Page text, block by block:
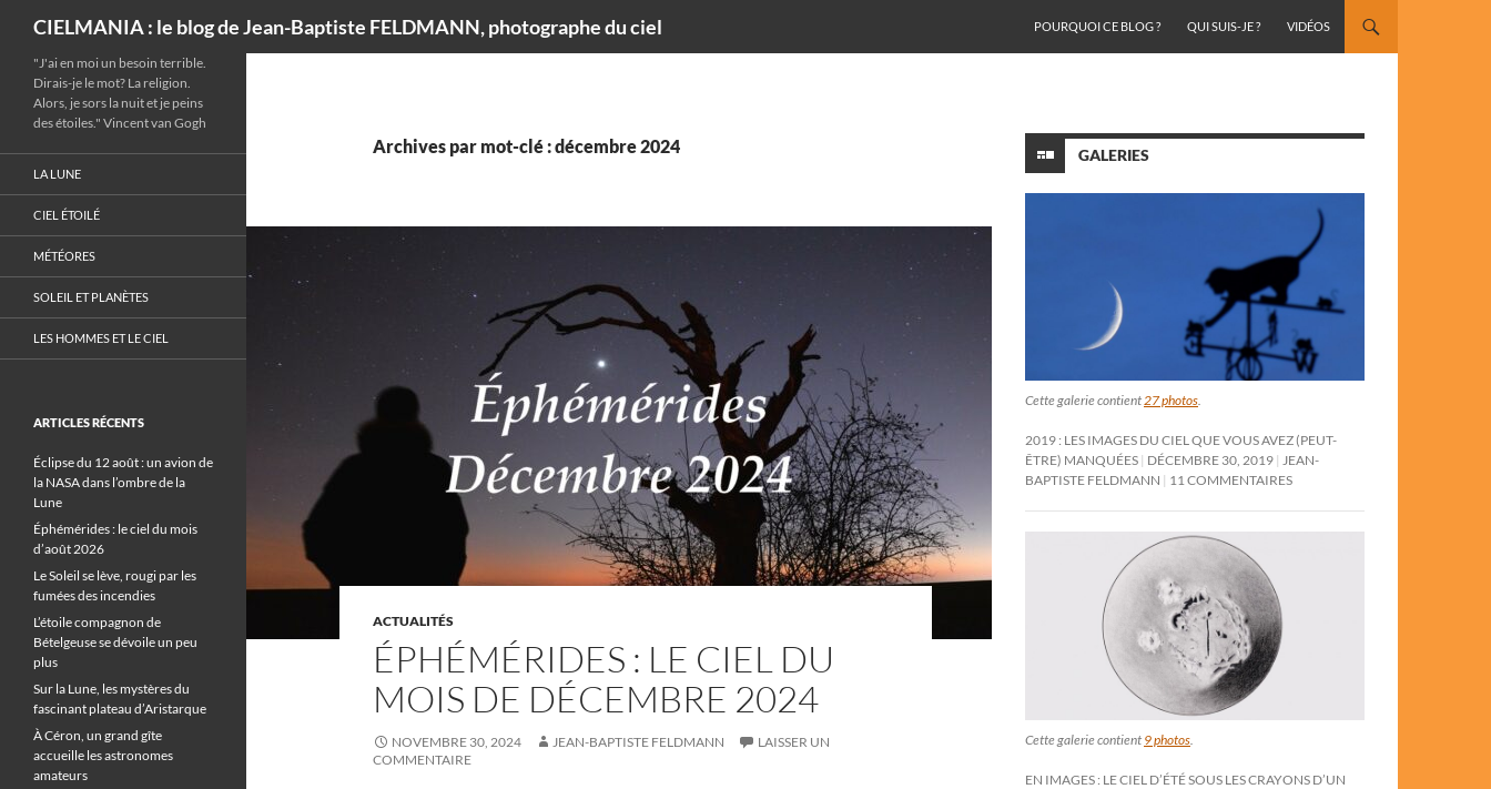
CIELMANIA : le blog de Jean-Baptiste FELDMANN, photographe du ciel
POURQUOI CE BLOG ?
QUI SUIS-JE ? VIDÉOS
Archives par mot-clé : décembre 2024
ACTUALITÉS
ÉPHÉMÉRIDES : LE CIEL DU
MOIS DE DÉCEMBRE 2024
NOVEMBRE 30, 2024 JEAN-BAPTISTE FELDMANN
LAISSER UN
COMMENTAIRE
GALERIES
Cette galerie contient27 photos.
2019 : LES IMAGES DU CIEL QUE VOUS AVEZ (PEUT-
ÊTRE) MANQUÉES DÉCEMBRE 30, 2019 JEAN-
BAPTISTE FELDMANN
11 COMMENTAIRES
Cette galerie contient 9 photos
EN IMAGES : LE CIEL D’ÉTÉ SOUS LES CRAYONS D’UN
"J'ai en moi un besoin terrible.
Dirais-je le mot? La religion.
Alors, je sors la nuit et je peins
des étoiles." Vincent van Gogh
LA LUNE
CIEL ÉTOILÉ
MÉTÉORES
SOLEIL ET PLANÈTES
LES HOMMES ET LE CIEL
ARTICLES RÉCENTS
Éclipse du 12 août : un avion de
la NASA dans l’ombre de la
Lune
Éphémérides : le ciel du mois
d’août 2026
Le Soleil se lève, rougi par les
fumées des incendies
L’étoile compagnon de
Bételgeuse se dévoile un peu
plus
Sur la Lune, les mystères du
fascinant plateau d’Aristarque
À Céron, un grand gîte
accueille les astronomes
amateurs